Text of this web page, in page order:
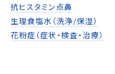
抗ヒスタミン点鼻
生理食塩水（洗浄/保湿）
花粉症（症状・検査・治療）